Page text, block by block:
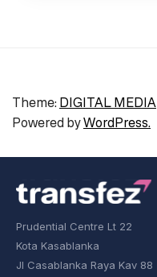
Theme: DIGITAL MEDIA
Powered byWordPress.
Prudential Centre Lt 22
Kota Kasablanka
Jl Casablanka Raya Kav 88